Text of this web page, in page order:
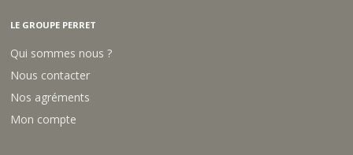
LE GROUPE PERRET
Qui sommes nous ?
Nous contacter
Nos agréments
Mon compte